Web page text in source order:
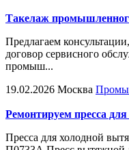
Такелаж
Предлагаем
договор сервисного
промыш...
19.02.2026 Москва
Ремонтируем пресса
Пресса для холодной